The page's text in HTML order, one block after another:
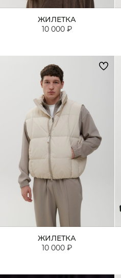
ЖИЛЕТКА
10 000 ₽
ЖИЛЕТКА
10 000 ₽